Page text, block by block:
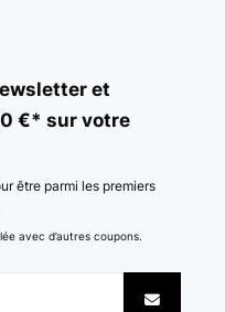
trotzdem dem von der
Heißluftfritteuse ohne
Zubehör teile vollständig
AVIS VÉRIFIÉ
et
€* sur votre
être parmi les premiers
avec d’autres coupons.